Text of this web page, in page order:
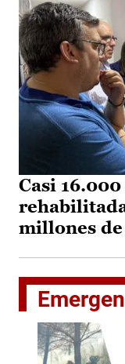
Casi
millones